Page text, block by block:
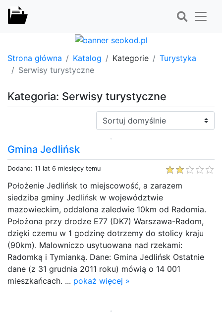
Strona główna Katalog Kategorie
Turystyka
Serwisy turystyczne
Kategoria: Serwisy turystyczne
Sortuj:
Gmina Jedlińsk
Dodano: 11 lat 6 miesięcy temu
Położenie Jedlińsk to miejscowość, a zarazem
siedziba gminy Jedlińsk w województwie
mazowieckim, oddalona zaledwie 10km od Radomia.
Położona przy drodze E77 (DK7) Warszawa-Radom,
dzięki czemu w 1 godzinę dotrzemy do stolicy kraju
(90km). Malowniczo usytuowana nad rzekami:
Radomką i Tymianką. Dane: Gmina Jedlińsk Ostatnie
dane (z 31 grudnia 2011 roku) mówią o 14 001
mieszkańcach. ... pokaż więcej »